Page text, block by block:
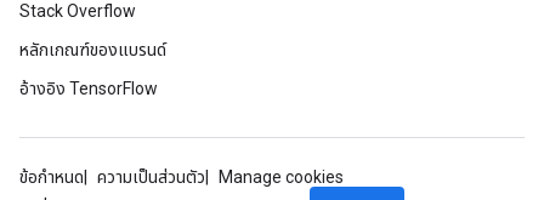
Stack Overflow
หลักเกณฑ์ของแบรนด์
อ้างอิง TensorFlow
ข้อกำหนด ความเป็นส่วนตัว
Manage cookies